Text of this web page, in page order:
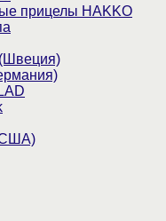
прицелы HAKKO